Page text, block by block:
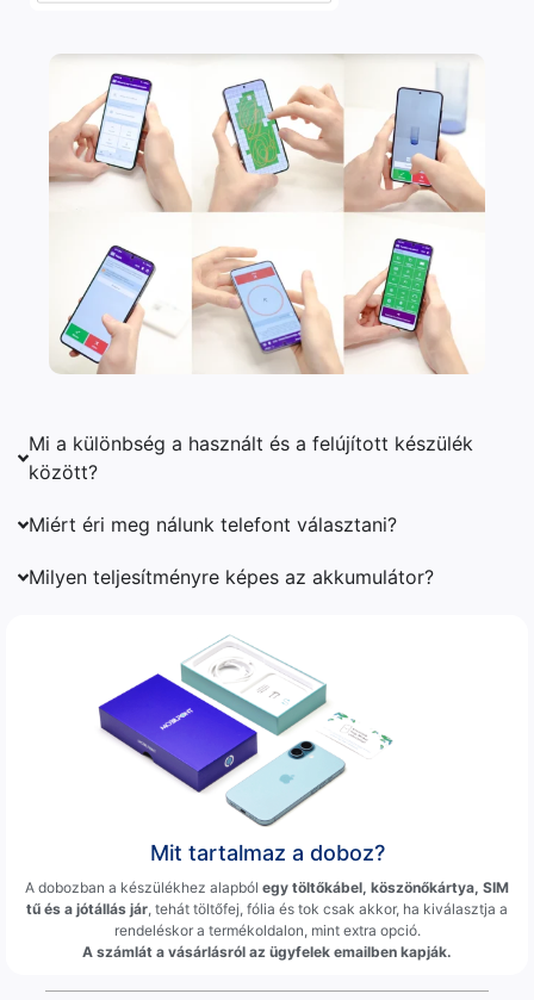
Mi a különbség a használt és a felújított készülék
között?
Miért éri meg nálunk telefont választani?
Milyen teljesítményre képes az akkumulátor?
Mit tartalmaz a doboz?
A dobozban a készülékhez alapból egy töltőkábel, köszönőkártya, SIM
tű és a jótállás jár, tehát töltőfej, fólia és tok csak akkor, ha kiválasztja a
rendeléskor a termékoldalon, mint extra opció.
A számlát a vásárlásról az ügyfelek emailben kapják.